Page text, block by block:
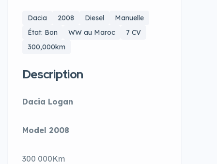
Dacia 2008 Diesel
Manuelle
État: Bon
WW au Maroc
7 CV
300,000km
Description
Dacia Logan
Model 2008
300 000Km